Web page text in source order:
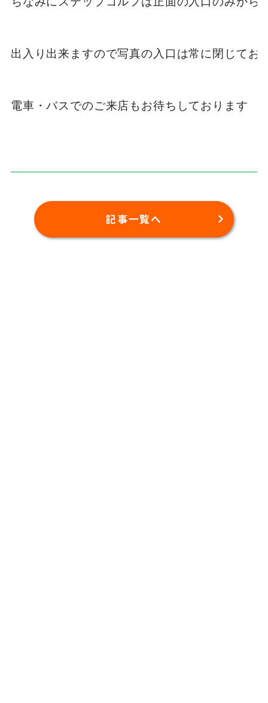
出入り出来ますので写真の入口は常に閉じてお
電車・バスでのご来店もお待ちしております
記事一覧へ